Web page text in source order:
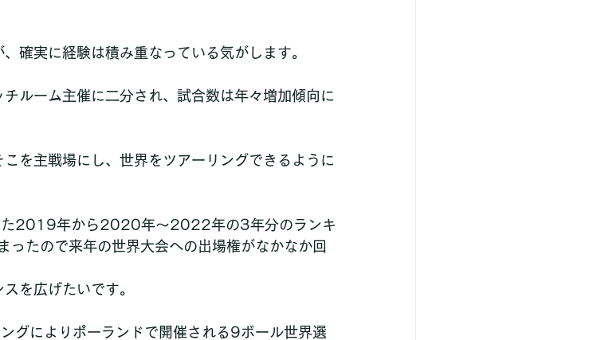
確実に経験は積み重なっている気がします。
ルーム主催に二分され、試合数は年々増加傾向に
を主戦場にし、世界をツアーリングできるように
た2019年から2020年〜2022年の3年分のランキ
ったので来年の世界大会への出場権がなかなか回
を広げたいです。
グによりポーランドで開催される9ボール世界選